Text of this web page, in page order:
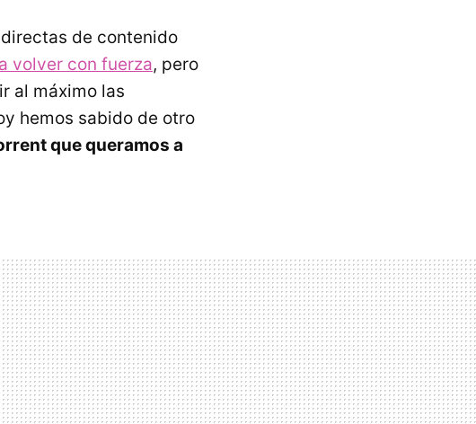
de contenido
volver con fuerza, pero
al máximo las
hemos sabido de otro
que queramos a